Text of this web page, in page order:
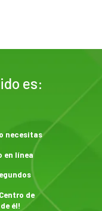
es:
necesitas
en línea
de
él!